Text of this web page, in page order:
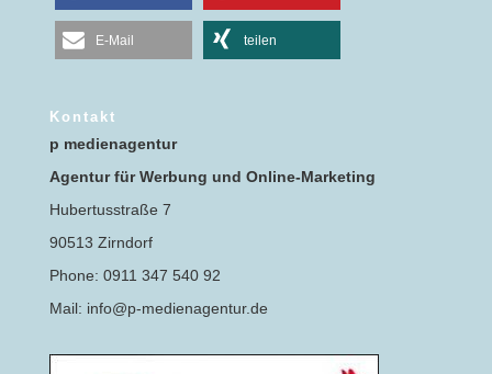
E-Mail teilen
Kontakt
p medienagentur
Agentur für Werbung und Online-Marketing
Hubertusstraße 7
90513 Zirndorf
Phone: 0911 347 540 92
Mail: info@p-medienagentur.de